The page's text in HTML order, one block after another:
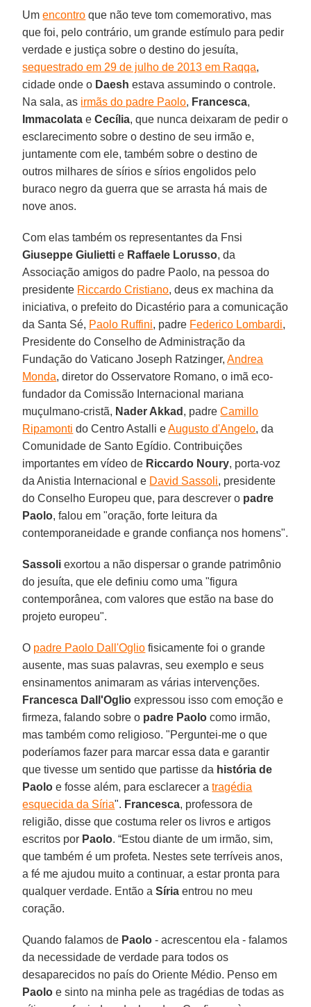
Umencontro que não teve tom comemorativo, mas
que foi, pelo contrário, um grande estímulo para pedir
verdade e justiça sobre o destino do jesuíta,
sequestrado em 29 de julho de 2013 em Raqqa,
cidade onde o Daesh estava assumindo o controle.
Na sala, as irmãs do padre Paolo, Francesca,
Immacolata eCecília, que nunca deixaram de pedir o
esclarecimento sobre o destino de seu irmão e,
juntamente com ele, também sobre o destino de
outros milhares de sírios e sírios engolidos pelo
buraco negro da guerra que se arrasta há mais de
nove anos.
Com elas também os representantes da Fnsi
Giuseppe Giulietti e Raffaele Lorusso, da
Associação amigos do padre Paolo, na pessoa do
presidente Riccardo Cristiano, deus ex machina da
iniciativa, o prefeito do Dicastério para a comunicação
da Santa Sé, Paolo Ruffini, padre Federico Lombardi,
Presidente do Conselho de Administração da
Fundação do Vaticano Joseph Ratzinger,Andrea
Monda, diretor do Osservatore Romano, o imã eco-
fundador da Comissão Internacional mariana
muçulmano-cristã, Nader Akkad , padreCamillo
Ripamonti do Centro Astalli eAugusto d'Angelo, da
Comunidade de Santo Egídio. Contribuições
importantes em vídeo de Riccardo Noury, porta-voz
da Anistia Internacional e David Sassoli, presidente
do Conselho Europeu que, para descrever o padre
Paolo, falou em "oração, forte leitura da
contemporaneidade e grande confiança nos homens".
Sassoli exortou a não dispersar o grande patrimônio
do jesuíta, que ele definiu como uma "figura
contemporânea, com valores que estão na base do
projeto europeu".
O padre Paolo Dall'Oglio fisicamente foi o grande
ausente, mas suas palavras, seu exemplo e seus
ensinamentos animaram as várias intervenções.
Francesca Dall'Oglio expressou isso com emoção e
firmeza, falando sobre o padre Paolo como irmão,
mas também como religioso. "Perguntei-me o que
poderíamos fazer para marcar essa data e garantir
que tivesse um sentido que partisse da história de
Paolo e fosse além, para esclarecer atragédia
esquecida da Síria". Francesca, professora de
religião, disse que costuma reler os livros e artigos
escritos por Paolo. “Estou diante de um irmão, sim,
que também é um profeta. Nestes sete terríveis anos,
a fé me ajudou muito a continuar, a estar pronta para
qualquer verdade. Então aSíria entrou no meu
coração.
Quando falamos de Paolo - acrescentou ela - falamos
da necessidade de verdade para todos os
desaparecidos no país do Oriente Médio. Penso em
Paolo e sinto na minha pele as tragédias de todas as